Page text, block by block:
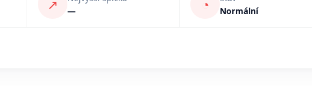
↗
—
◔
Normální